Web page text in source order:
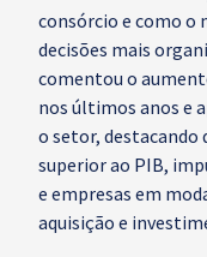
consórcio e como o
decisões mais
comentou o
nos últimos anos e
o setor, destacando
superior ao PIB,
e empresas em
aquisição e